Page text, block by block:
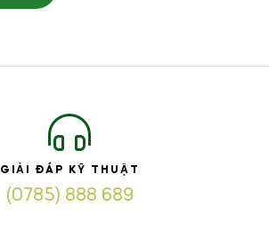
GIẢI ĐÁP KỸ THUẬT
(0785) 888 689